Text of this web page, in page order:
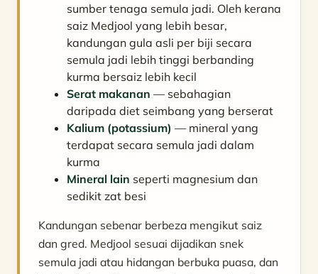
sumber tenaga semula jadi. Oleh kerana
saiz Medjool yang lebih besar,
kandungan gula asli per biji secara
semula jadi lebih tinggi berbanding
kurma bersaiz lebih kecil
Serat makanan — sebahagian
daripada diet seimbang yang berserat
Kalium (potassium) — mineral yang
terdapat secara semula jadi dalam
kurma
Mineral lain seperti magnesium dan
sedikit zat besi
Kandungan sebenar berbeza mengikut saiz
dan gred. Medjool sesuai dijadikan snek
semula jadi atau hidangan berbuka puasa, dan